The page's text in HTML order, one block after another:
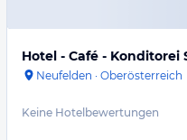
Hotel - Café - Konditorei
Neufelden · Oberösterreich
Keine Hotelbewertungen